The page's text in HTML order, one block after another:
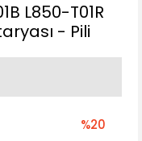
L850-T01R
- Pili
%20